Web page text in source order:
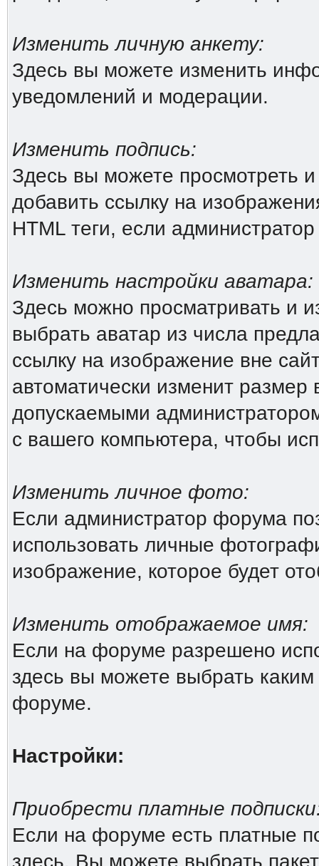
Изменить личную анкету:
Здесь вы можете изменить
уведомлений и модерации.
Изменить подпись:
Здесь вы можете просмотреть
добавить ссылку на
HTML теги, если
Изменить настройки аватара:
Здесь можно просматривать и
выбрать аватар из числа
ссылку на изображение вне
автоматически изменит размер
допускаемыми
с вашего компьютера, чтобы
Изменить личное фото:
Если администратор форума
использовать личные
изображение, которое будет
Изменить отображаемое имя:
Если на форуме разрешено
здесь вы можете выбрать
форуме.
Настройки:
Приобрести платные
Если на форуме есть платные
здесь. Вы можете выбрать